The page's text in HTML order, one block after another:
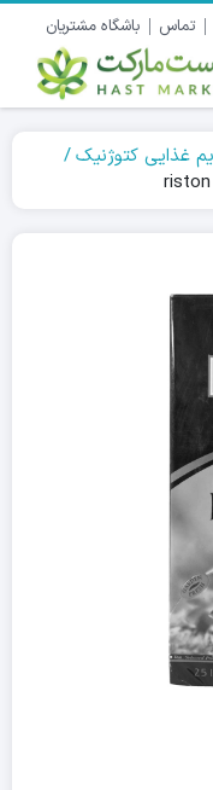
تماس باشگاه مشتریان
غذایی کتوژنیک